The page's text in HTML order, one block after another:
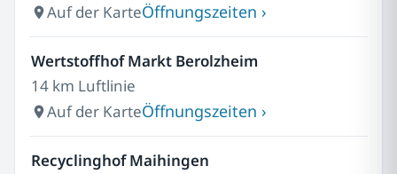
Auf der KarteÖffnungszeiten ›
Wertstoffhof Markt Berolzheim
14 km Luftlinie
Auf der KarteÖffnungszeiten ›
Recyclinghof Maihingen